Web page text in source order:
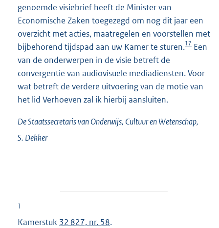
genoemde visiebrief heeft de Minister van
Economische Zaken toegezegd om nog dit jaar een
overzicht met acties, maatregelen en voorstellen met
bijbehorend tijdspad aan uw Kamer te sturen.17 Een
van de onderwerpen in de visie betreft de
convergentie van audiovisuele mediadiensten. Voor
wat betreft de verdere uitvoering van de motie van
het lid Verhoeven zal ik hierbij aansluiten.
De Staatssecretaris van Onderwijs, Cultuur en Wetenschap,
S. Dekker
1
Kamerstuk 32 827, nr. 58.